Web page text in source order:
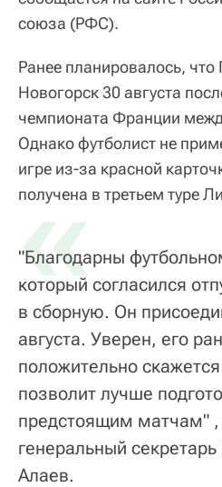
союза (РФС).
Ранее планировалось, что
Новогорск 30 августа
чемпионата Франции
Однако футболист не
игре из-за красной
получена в третьем туре
«
"Благодарны
который согласился
в сборную. Он
августа. Уверен, его
положительно
позволит лучше
предстоящим матчам" ,
генеральный
Алаев.